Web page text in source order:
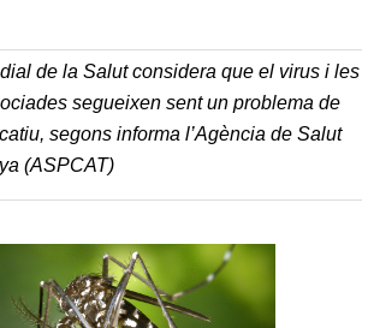
de la Salut considera que el virus i les
segueixen sent un problema de
segons informa l’Agència de Salut
(ASPCAT)